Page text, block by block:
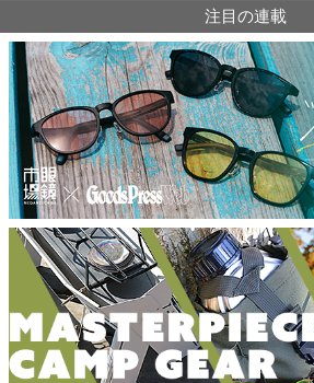
注目の連載